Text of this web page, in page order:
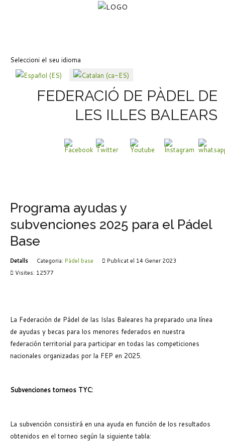
Seleccioni el seu idioma
FEDERACIÓ DE PÀDEL DE
LES ILLES BALEARS
Programa ayudas y
subvenciones 2025 para el Pádel
Base
Detalls Categoria: Pádel base
Publicat el 14 Gener 2023
Visites: 12577
La Federación de Pádel de las Islas Baleares ha preparado una línea
de ayudas y becas para los menores federados en nuestra
federación territorial para participar en todas las competiciones
nacionales organizadas por la FEP en 2025.
Subvenciones torneos TYC:
La subvención consistirá en una ayuda en función de los resultados
obtenidos en el torneo según la siguiente tabla: